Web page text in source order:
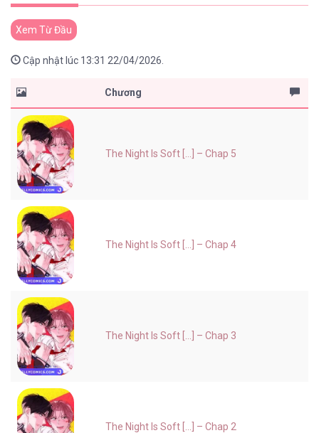
Xem Từ Đầu
Cập nhật lúc 13:31 22/04/2026.
Chương
The Night Is Soft [...] – Chap 5
The Night Is Soft [...] – Chap 4
The Night Is Soft [...] – Chap 3
The Night Is Soft [...] – Chap 2